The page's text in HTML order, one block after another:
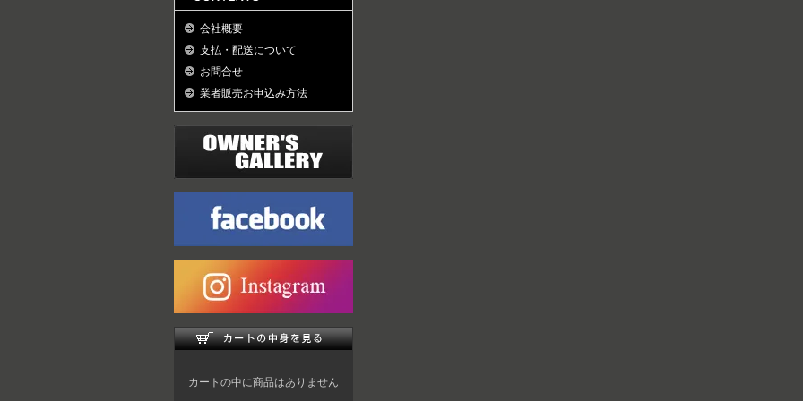
会社概要
支払・配送について
お問合せ
業者販売お申込み方法
カートの中に商品はありません